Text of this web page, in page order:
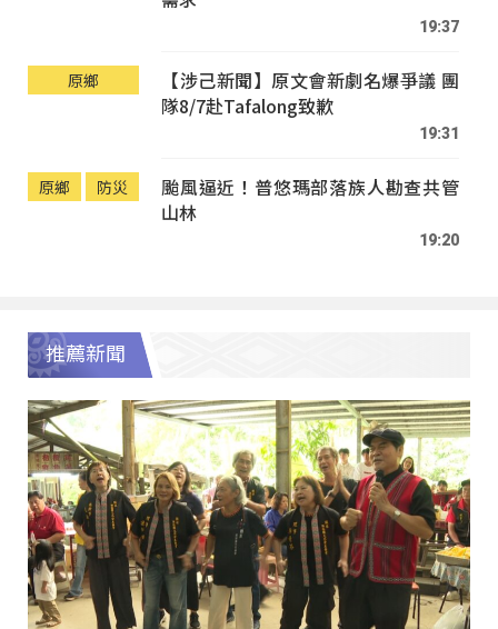
19:37
原鄉
【涉己新聞】原文會新劇名爆爭議 團
隊8/7赴Tafalong致歉
19:31
原鄉 防災
颱風逼近！普悠瑪部落族人勘查共管
山林
19:20
推薦新聞